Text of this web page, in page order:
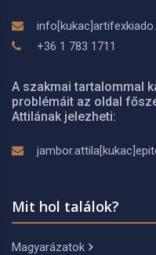
+36 1 783 1711
A szakmai tartalommal
problémáit az oldal
Attilának jelezheti:
Mit hol találok?
Magyarázatok